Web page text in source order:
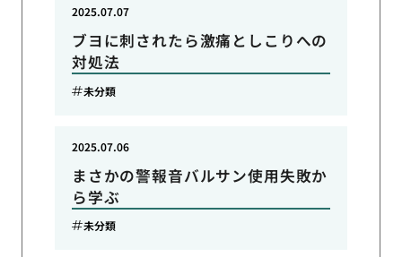
ブヨに刺されたら激痛としこりへの
対処法
2025.07.07
未分類
まさかの警報音バルサン使用失敗か
ら学ぶ
2025.07.06
未分類